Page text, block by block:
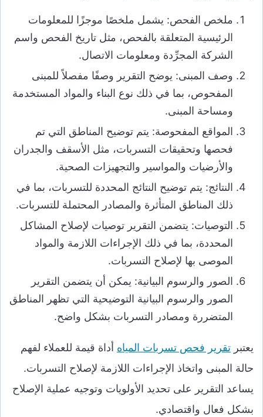
ملخص الفحص: يشمل ملخصًا موجزًا للمعلومات
الرئيسية المتعلقة بالفحص، مثل تاريخ الفحص واسم
الشركة المجرِّدة ومعلومات الاتصال.
وصف المبنى: يوضح التقرير وصفًا مفصلاً للمبنى
المفحوص، بما في ذلك نوع البناء والمواد المستخدمة
ومساحة المبنى.
المواقع المفحوصة: يتم توضيح المناطق التي تم
فحصها وتحقيقات التسربات، مثل الأسقف والجدران
والأرضيات والمواسير والتجهيزات الصحية.
النتائج: يتم توضيح النتائج المحددة للتسربات، بما في
ذلك المناطق المتأثرة والمصادر المحتملة للتسربات.
التوصيات: يتضمن التقرير توصيات لإصلاح المشاكل
المحددة، بما في ذلك الإجراءات اللازمة والمواد
الموصى بها لإصلاح التسربات.
الصور والرسوم البيانية: يمكن أن يتضمن التقرير
الصور والرسوم البيانية التوضيحية التي تظهر المناطق
المتضررة ومصادر التسربات بشكل واضح.
يعتبر تقرير فحص تسربات المياه أداة قيمة للعملاء لفهم
حالة المبنى واتخاذ الإجراءات اللازمة لإصلاح التسربات.
يساعد التقرير على تحديد الأولويات وتوجيه عملية الإصلاح
بشكل فعال واقتصادي.